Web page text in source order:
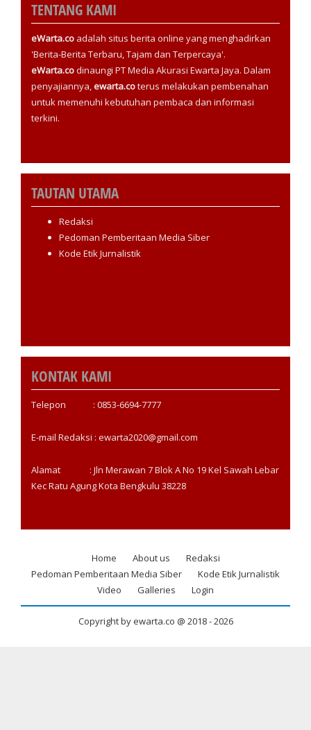
TENTANG KAMI
eWarta.co adalah situs berita online yang menghadirkan
'Berita-Berita Terbaru, Tajam dan Terpercaya'.
eWarta.codinaungi PT Media Akurasi Ewarta Jaya. Dalam
penyajiannya,ewarta.coterus melakukan pembenahan
untuk memenuhi kebutuhan pembaca dan informasi
terkini.
TAUTAN UTAMA
Redaksi
Pedoman Pemberitaan Media Siber
Kode Etik Jurnalistik
KONTAK KAMI
Telepon : 0853-6694-7777
E-mail Redaksi : ewarta2020@gmail.com
Alamat : Jln Merawan 7 Blok A No 19 Kel Sawah Lebar
Kec Ratu Agung Kota Bengkulu 38228
Footer
Home About us
Redaksi
Pedoman Pemberitaan Media Siber
Kode Etik Jurnalistik
Video
Galleries Login
Copyright by ewarta.co @ 2018 -2026